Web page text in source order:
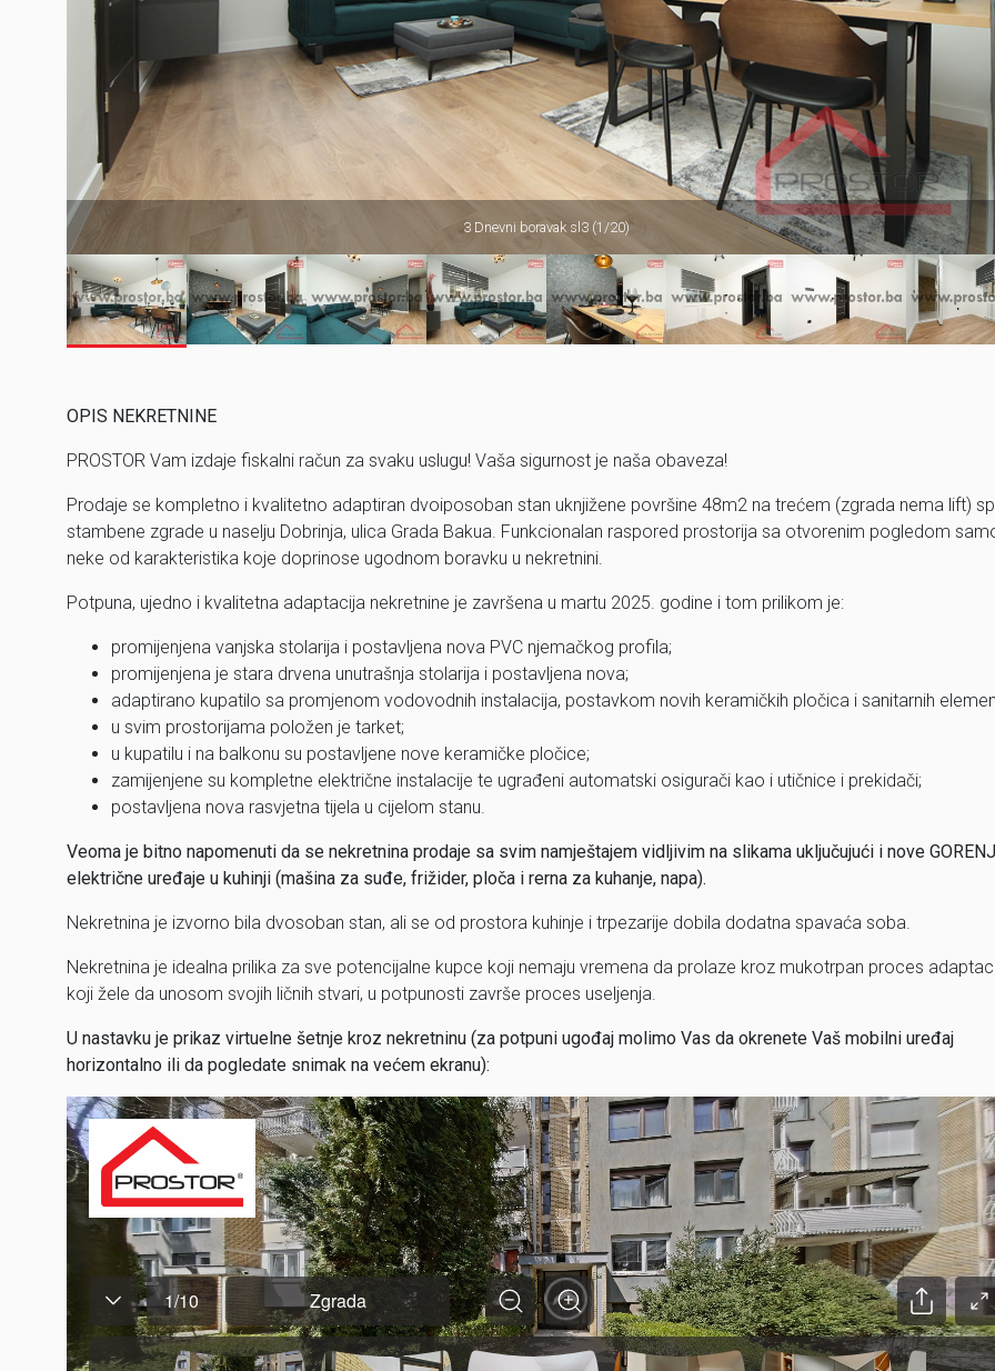
3 Dnevni boravak sl3 (1/20)
OPIS NEKRETNINE
PROSTOR Vam izdaje fiskalni račun za svaku uslugu! Vaša sigurnost je naša obaveza!
Prodaje se kompletno i kvalitetno adaptiran dvoiposoban stan uknjižene površine 48m2 na trećem (zgrada nema lift)
stambene zgrade u naselju Dobrinja, ulica Grada Bakua. Funkcionalan raspored prostorija sa otvorenim pogledom
neke od karakteristika koje doprinose ugodnom boravku u nekretnini.
Potpuna, ujedno i kvalitetna adaptacija nekretnine je završena u martu 2025. godine i tom prilikom je:
promijenjena vanjska stolarija i postavljena nova PVC njemačkog profila;
promijenjena je stara drvena unutrašnja stolarija i postavljena nova;
adaptirano kupatilo sa promjenom vodovodnih instalacija, postavkom novih keramičkih pločica i sanitarnih
u svim prostorijama položen je tarket;
u kupatilu i na balkonu su postavljene nove keramičke pločice;
zamijenjene su kompletne električne instalacije te ugrađeni automatski osigurači kao i utičnice i prekidači;
postavljena nova rasvjetna tijela u cijelom stanu.
Veoma je bitno napomenuti da se nekretnina prodaje sa svim namještajem vidljivim na slikama uključujući i nove
električne uređaje u kuhinji (mašina za suđe, frižider, ploča i rerna za kuhanje, napa).
Nekretnina je izvorno bila dvosoban stan, ali se od prostora kuhinje i trpezarije dobila dodatna spavaća soba.
Nekretnina je idealna prilika za sve potencijalne kupce koji nemaju vremena da prolaze kroz mukotrpan proces
koji žele da unosom svojih ličnih stvari, u potpunosti završe proces useljenja.
U nastavku je prikaz virtuelne šetnje kroz nekretninu (za potpuni ugođaj molimo Vas da okrenete Vaš mobilni uređaj
horizontalno ili da pogledate snimak na većem ekranu):